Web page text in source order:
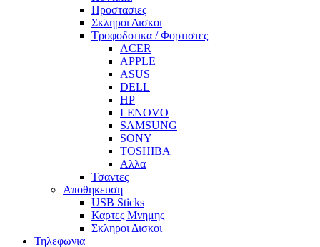
Προστασιες
Σκληροι Δισκοι
Τροφοδοτικα / Φορτιστες
ACER
APPLE
ASUS
DELL
HP
LENOVO
SAMSUNG
SONY
TOSHIBA
Αλλα
Τσαντες
Αποθηκευση
USB Sticks
Καρτες Μνημης
Σκληροι Δισκοι
Τηλεφωνια